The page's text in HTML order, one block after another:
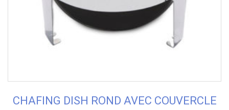
CHAFING DISH ROND AVEC COUVERCLE